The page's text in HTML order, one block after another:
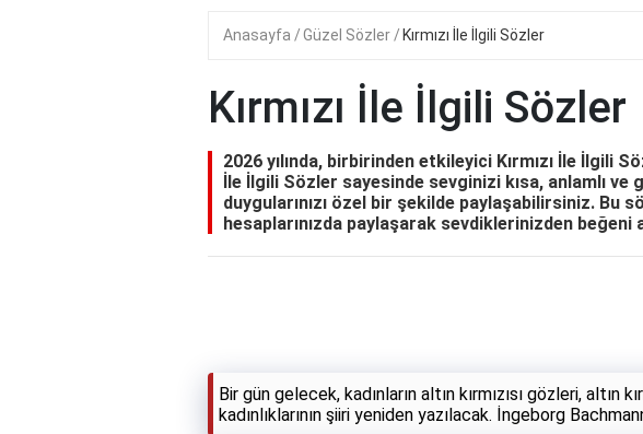
Anasayfa Güzel Sözler Kırmızı İle İlgili Sözler
Kırmızı İle İlgili Sözler
2026 yılında, birbirinden etkileyici Kırmızı İle İlgili
İle İlgili Sözler sayesinde sevginizi kısa, anlamlı
duygularınızı özel bir şekilde paylaşabilirsiniz. Bu
hesaplarınızda paylaşarak sevdiklerinizden beğeni
Bir gün gelecek, kadınların altın kırmızısı gözleri, altın
kadınlıklarının şiiri yeniden yazılacak. İngeborg